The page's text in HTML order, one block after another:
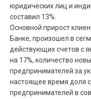
юридических лиц и
составил 13%.
Основной прирост
Банке, произошел в
действующих счетов с
на 17%, количество
предпринимателей за
настоящее время доля
предпринимателей в